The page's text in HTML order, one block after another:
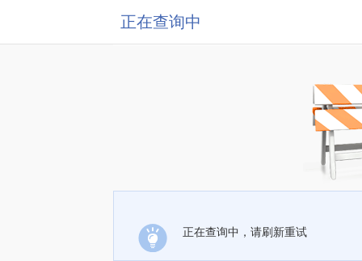
正在查询中
正在查询中，请刷新重试